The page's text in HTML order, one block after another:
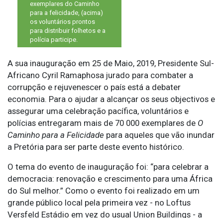
exemplares do Caminho
para a felicidade, (acima)
os voluntários prontos
para distribuir folhetos e a
polícia participe.
A sua inauguração em 25 de Maio, 2019, Presidente Sul-
Africano Cyril Ramaphosa jurado para combater a
corrupção e rejuvenescer o país está a debater
economia. Para o ajudar a alcançar os seus objectivos e
assegurar uma celebração pacífica, voluntários e
polícias entregaram mais de 70 000 exemplares de O
Caminho para a Felicidade para aqueles que vão inundar
a Pretória para ser parte deste evento histórico.
O tema do evento de inauguração foi: “para celebrar a
democracia: renovação e crescimento para uma África
do Sul melhor.” Como o evento foi realizado em um
grande público local pela primeira vez - no Loftus
Versfeld Estádio em vez do usual Union Buildings - a